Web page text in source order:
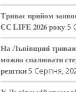
Триває прийом
ЄС LIFE 2026 року5
На Львівщині
можна спалювати
рештки5 Серпня,